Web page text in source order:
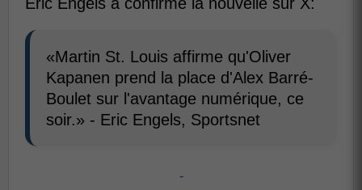
«Martin St. Louis affirme qu'Oliver
Kapanen prend la place d'Alex Barré-
Boulet sur l'avantage numérique, ce
soir.» - Eric Engels, Sportsnet
-